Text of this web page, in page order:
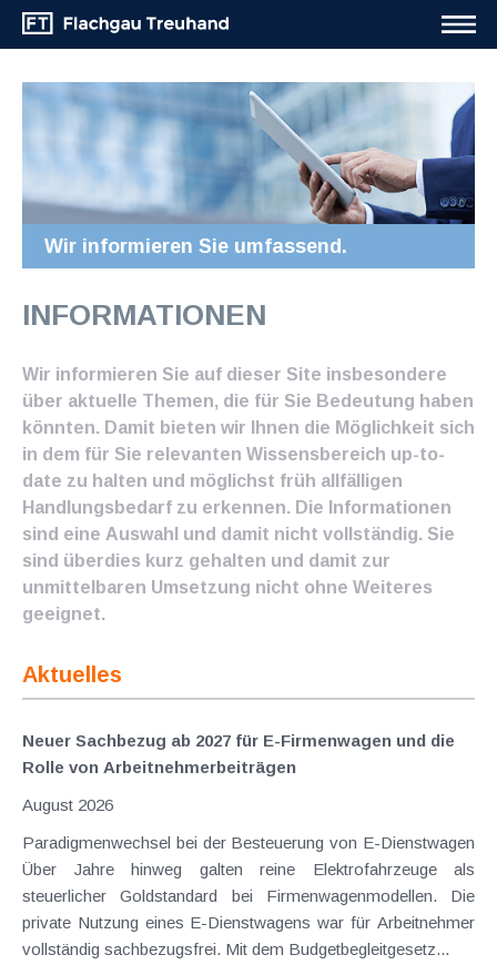
Wir informieren Sie umfassend.
INFORMATIONEN
Wir informieren Sie auf dieser Site insbesondere
über aktuelle Themen, die für Sie Bedeutung haben
könnten. Damit bieten wir Ihnen die Möglichkeit sich
in dem für Sie relevanten Wissensbereich up-to-
date zu halten und möglichst früh allfälligen
Handlungsbedarf zu erkennen. Die Informationen
sind eine Auswahl und damit nicht vollständig. Sie
sind überdies kurz gehalten und damit zur
unmittelbaren Umsetzung nicht ohne Weiteres
geeignet.
Aktuelles
Neuer Sachbezug ab 2027 für E-Firmenwagen und die
Rolle von Arbeitnehmer​­beiträgen
August 2026
Paradigmenwechsel bei der Besteuerung von E-Dienstwagen
Über Jahre hinweg galten reine Elektrofahrzeuge als
steuerlicher Goldstandard bei Firmenwagenmodellen. Die
private Nutzung eines E-Dienstwagens war für Arbeitnehmer
vollständig sachbezugsfrei. Mit dem Budgetbegleitgesetz...